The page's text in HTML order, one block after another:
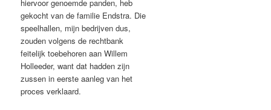
hiervoor genoemde panden, heb
gekocht van de familie Endstra. Die
speelhallen, mijn bedrijven dus,
zouden volgens de rechtbank
feitelijk toebehoren aan Willem
Holleeder, want dat hadden zijn
zussen in eerste aanleg van het
proces verklaard.